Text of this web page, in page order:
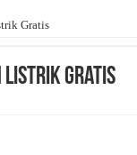
Gratis
Listrik Gratis